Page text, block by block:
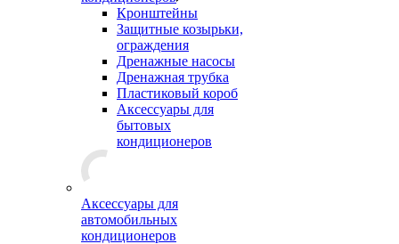
Кронштейны
Защитные козырьки,
ограждения
Дренажные насосы
Дренажная трубка
Пластиковый короб
Аксессуары для
бытовых
кондиционеров
Аксессуары для
автомобильных
кондиционеров